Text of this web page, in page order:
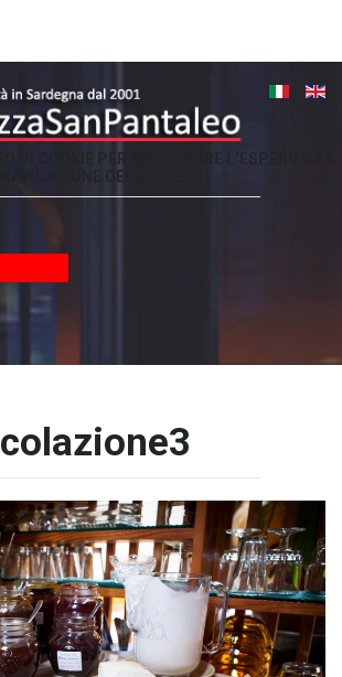
PER MIGLIORARE L’ESPERIENZA
NAVIGAZIONE DEGLI
colazione3